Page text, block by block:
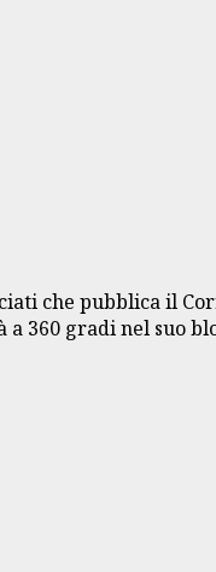
che pubblica il
360 gradi nel suo